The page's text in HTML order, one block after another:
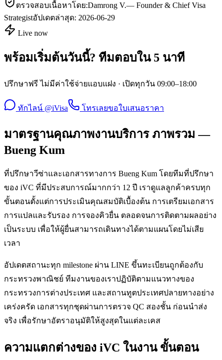
ตรวจสอบเนื้อหาโดย:Damrong V.— Founder & Chief Visa
Strategistอัปเดตล่าสุด: 2026-06-29
Live now
พร้อมเริ่มต้นวันนี้? ทีมตอบใน 5 นาที
ปรึกษาฟรี ไม่มีค่าใช้จ่ายแอบแฝง · เปิดทุกวัน 09:00–18:00
ทักไลน์ @iVisa โทรเลยขอใบเสนอราคา
มาตรฐานคุณภาพงานบริการ ภาพรวม —
Bueng Kum
ที่ปรึกษาวีซ่าและเอกสารทางการ Bueng Kum โดยทีมที่ปรึกษา
ของ iVC ที่มีประสบการณ์มากกว่า 12 ปี เราดูแลลูกค้าครบทุก
ขั้นตอนตั้งแต่การประเมินคุณสมบัติเบื้องต้น การเตรียมเอกสาร
การแปลและรับรอง การจองคิวยื่น ตลอดจนการติดตามผลอย่าง
เป็นระบบ เพื่อให้ผู้ยื่นสามารถเดินทางได้ตามแผนโดยไม่เสีย
เวลา
อัปเดตสถานะทุก milestone ผ่าน LINE ขึ้นทะเบียนถูกต้องกับ
กระทรวงพาณิชย์ ทีมงานของเราปฏิบัติตามแนวทางของ
กระทรวงการต่างประเทศ และสถานทูตประเทศปลายทางอย่าง
เคร่งครัด เอกสารทุกชุดผ่านการตรวจ QC สองชั้น ก่อนนำส่ง
จริง เพื่อรักษาอัตราอนุมัติให้สูงสุดในแต่ละเคส
ความแตกต่างของ iVC ในงาน ขั้นตอน